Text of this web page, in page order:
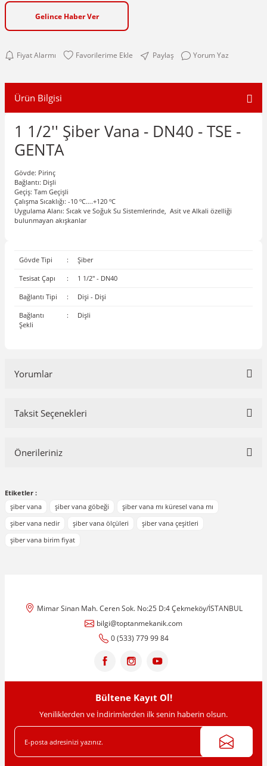
Gelince Haber Ver
Fiyat Alarmı Paylaş Yorum Yaz
Ürün Bilgisi
1 1/2'' Şiber Vana - DN40 - TSE -
GENTA
Gövde: Pirinç
Bağlantı: Dişli
Geçiş: Tam Geçişli
Çalışma Sıcaklığı: -10 ºC….+120 ºC
Uygulama Alanı: Sıcak ve Soğuk Su Sistemlerinde, Asit ve Alkali özelliği
bulunmayan akışkanlar
Gövde Tipi : Şiber
Tesisat Çapı : 1 1/2'' - DN40
Bağlantı Tipi : Dişi - Dişi
Bağlantı
Şekli
: Dişli
Yorumlar
Taksit Seçenekleri
Önerileriniz
konularda yetersiz gördüğünüz noktaları öneri formunu kullanarak
tarafımıza iletebilirsiniz.
Ürün resmi kalitesiz, bozuk veya görüntülenemiyor.
Bu ürüne benzer farklı alternatifler olmalı.
Etiketler :
şiber vana
şiber vana göbeği
şiber vana mı küresel vana mı
şiber vana nedir
şiber vana ölçüleri
şiber vana çeşitleri
şiber vana birim fiyat
Mimar Sinan Mah. Ceren Sok. No:25 D:4 Çekmeköy/İSTANBUL
bilgi@toptanmekanik.com
0 (533) 779 99 84
Bültene Kayıt Ol!
Yeniliklerden ve İndirimlerden ilk senin haberin olsun.